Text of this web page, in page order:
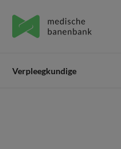
Verpleegkundige